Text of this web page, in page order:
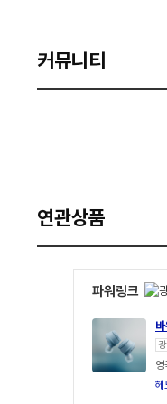
커뮤니티
연관상품
파워링크
헤